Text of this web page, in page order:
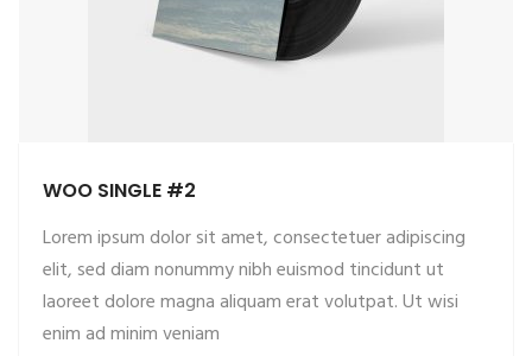
WOO SINGLE #2
Lorem ipsum dolor sit amet, consectetuer adipiscing
elit, sed diam nonummy nibh euismod tincidunt ut
laoreet dolore magna aliquam erat volutpat. Ut wisi
enim ad minim veniam